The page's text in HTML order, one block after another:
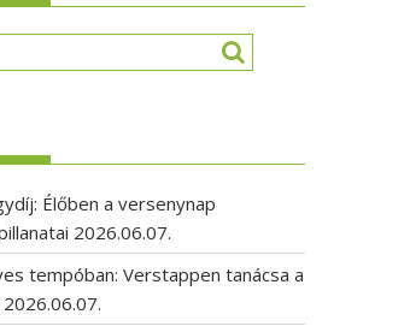
Élőben a versenynap
2026.06.07.
tempóban: Verstappen tanácsa a
2026.06.07.